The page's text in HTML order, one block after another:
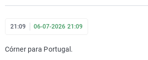
21:09 06-07-2026 21:09
Córner para Portugal.